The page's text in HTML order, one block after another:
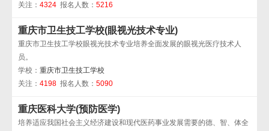
关注： 4324 报名人数： 5216
重庆市卫生技工学校(眼视光技术专业)
重庆市卫生技工学校眼视光技术专业培养全面发展的眼视光医疗技术人
员。
学校： 重庆市卫生技工学校
关注： 4198 报名人数： 5090
重庆医科大学(预防医学)
培养适应我国社会主义经济建设和现代医药事业发展需要的德、智、体全